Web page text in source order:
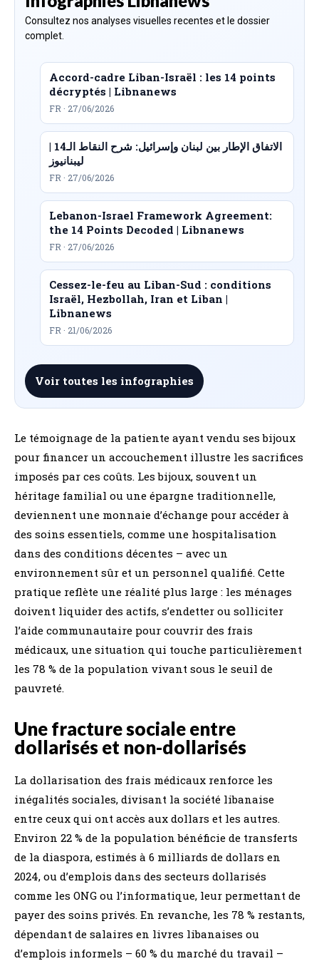
Consultez nos analyses visuelles recentes et le dossier
complet.
Accord-cadre Liban-Israël : les 14 points
décryptés | Libnanews
FR · 27/06/2026
الاتفاق الإطار بين لبنان وإسرائيل: شرح النقاط الـ14 |
ليبنانيوز
FR · 27/06/2026
Lebanon-Israel Framework Agreement:
the 14 Points Decoded | Libnanews
FR · 27/06/2026
Cessez-le-feu au Liban-Sud : conditions
Israël, Hezbollah, Iran et Liban |
Libnanews
FR · 21/06/2026
Voir toutes les infographies
Le témoignage de la patiente ayant vendu ses bijoux
pour financer un accouchement illustre les sacrifices
imposés par ces coûts. Les bijoux, souvent un
héritage familial ou une épargne traditionnelle,
deviennent une monnaie d’échange pour accéder à
des soins essentiels, comme une hospitalisation
dans des conditions décentes – avec un
environnement sûr et un personnel qualifié. Cette
pratique reflète une réalité plus large : les ménages
doivent liquider des actifs, s’endetter ou solliciter
l’aide communautaire pour couvrir des frais
médicaux, une situation qui touche particulièrement
les 78 % de la population vivant sous le seuil de
pauvreté.
Une fracture sociale entre
dollarisés et non-dollarisés
La dollarisation des frais médicaux renforce les
inégalités sociales, divisant la société libanaise
entre ceux qui ont accès aux dollars et les autres.
Environ 22 % de la population bénéficie de transferts
de la diaspora, estimés à 6 milliards de dollars en
2024, ou d’emplois dans des secteurs dollarisés
comme les ONG ou l’informatique, leur permettant de
payer des soins privés. En revanche, les 78 % restants,
dépendant de salaires en livres libanaises ou
d’emplois informels – 60 % du marché du travail –